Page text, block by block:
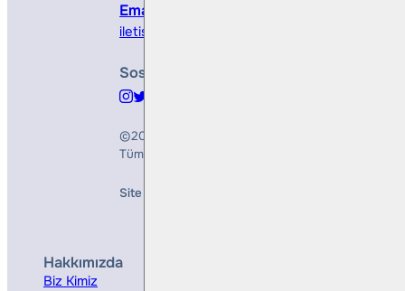
Email
iletisim@bullsyatirim.com
Sosyal Medya
©2026
Tüm Hakları Saklıdır
Site Creation & Technology by
Hakkımızda
Biz Kimiz